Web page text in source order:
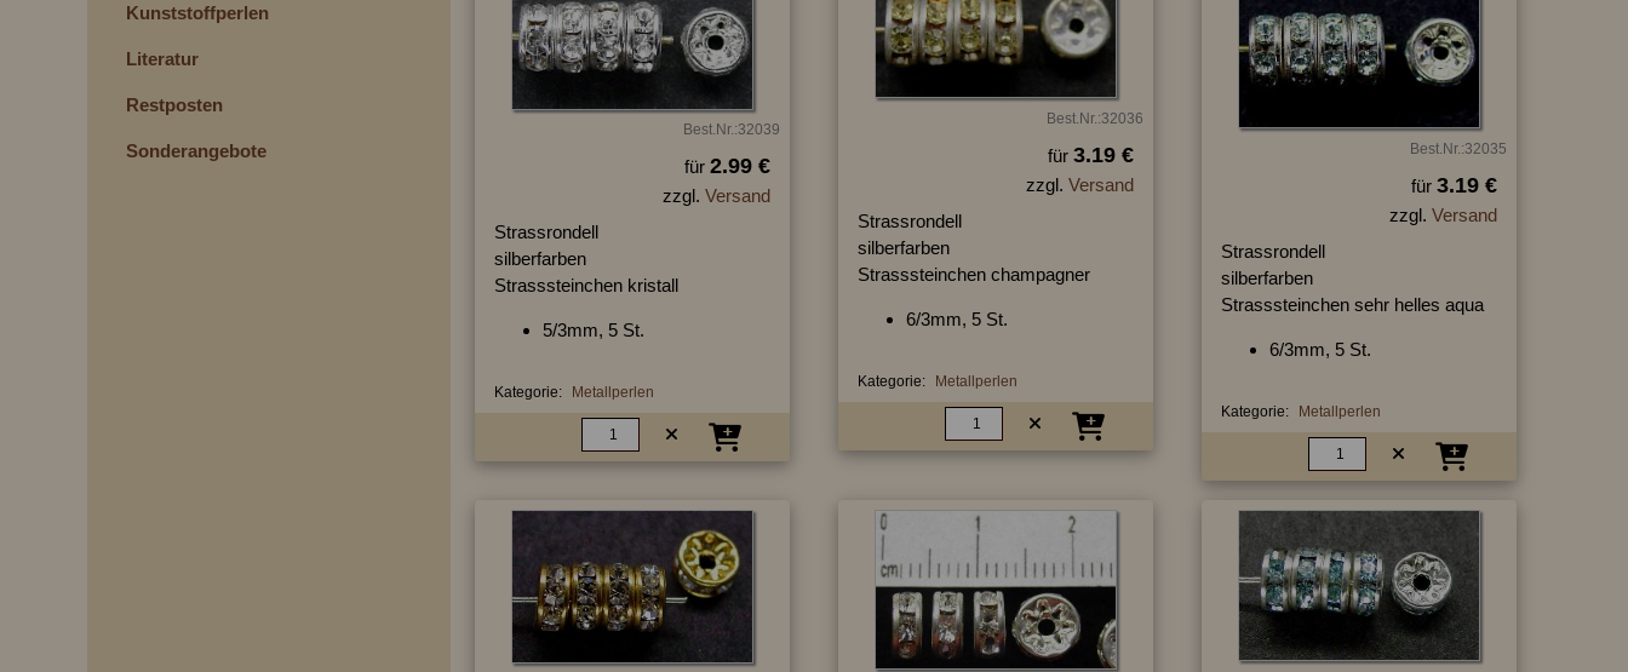
Kunststoffperlen
Literatur
Restposten
Sonderangebote
Best.Nr.:32039
für 2.99 €
zzgl. Versand
Strassrondell
silberfarben
Strasssteinchen kristall
5/3mm, 5 St.
Kategorie: Metallperlen
Best.Nr.:32036
für 3.19 €
zzgl. Versand
Strassrondell
silberfarben
Strasssteinchen champagner
6/3mm, 5 St.
Kategorie: Metallperlen
Best.Nr.:32035
für 3.19 €
zzgl. Versand
Strassrondell
silberfarben
Strasssteinchen sehr helles aqua
6/3mm, 5 St.
Kategorie: Metallperlen